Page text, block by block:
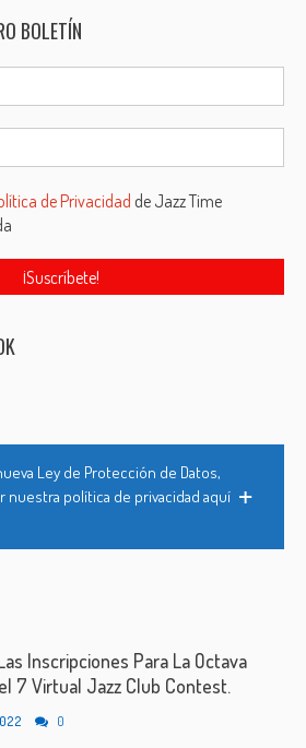
BOLETÍN
de Privacidad de Jazz Time
Ley de Protección de Datos,
nuestra política de privacidad aquí
Inscripciones Para La Octava
7 Virtual Jazz Club Contest.
0